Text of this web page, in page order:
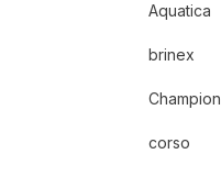
Aquatica
brinex
Champion
corso